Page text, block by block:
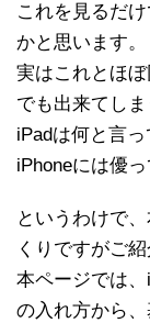
これを見るだ
かと思います。
実はこれとほ
でも出来てしま
iPadは何と言
iPhoneには優っ
というわけで
くりですがご紹
本ページでは
の入れ方から